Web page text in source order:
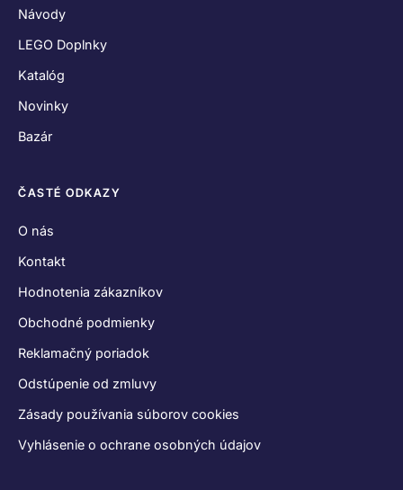
Návody
LEGO Doplnky
Katalóg
Novinky
Bazár
ČASTÉ ODKAZY
O nás
Kontakt
Hodnotenia zákazníkov
Obchodné podmienky
Reklamačný poriadok
Odstúpenie od zmluvy
Zásady používania súborov cookies
Vyhlásenie o ochrane osobných údajov